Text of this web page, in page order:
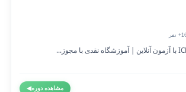
مشاهده دوره◀